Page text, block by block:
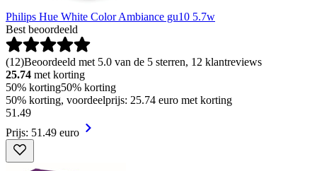
Philips Hue White Color Ambiance gu10 5.7w
Best beoordeeld
(12)Beoordeeld met 5.0 van de 5 sterren, 12 klantreviews
25.74 met korting
50% korting50% korting
50% korting, voordeelprijs: 25.74 euro met korting
51 .49
Prijs: 51.49 euro